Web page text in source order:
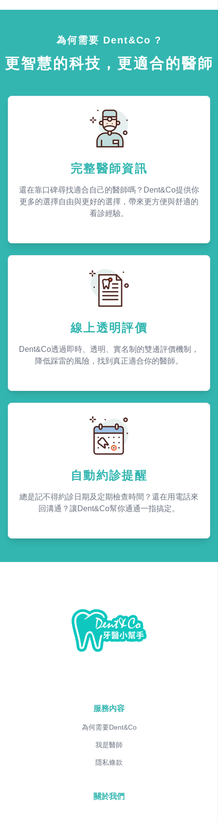
為何需要 Dent&Co ?
更智慧的科技，更適合的醫師
完整醫師資訊
還在靠口碑尋找適合自己的醫師嗎？Dent&Co提供你
更多的選擇自由與更好的選擇，帶來更方便與舒適的
看診經驗。
線上透明評價
Dent&Co透過即時、透明、實名制的雙邊評價機制，
降低踩雷的風險，找到真正適合你的醫師。
自動約診提醒
總是記不得約診日期及定期檢查時間？還在用電話來
回溝通？讓Dent&Co幫你通通一指搞定。
服務內容
為何需要Dent&Co
我是醫師
隱私條款
關於我們